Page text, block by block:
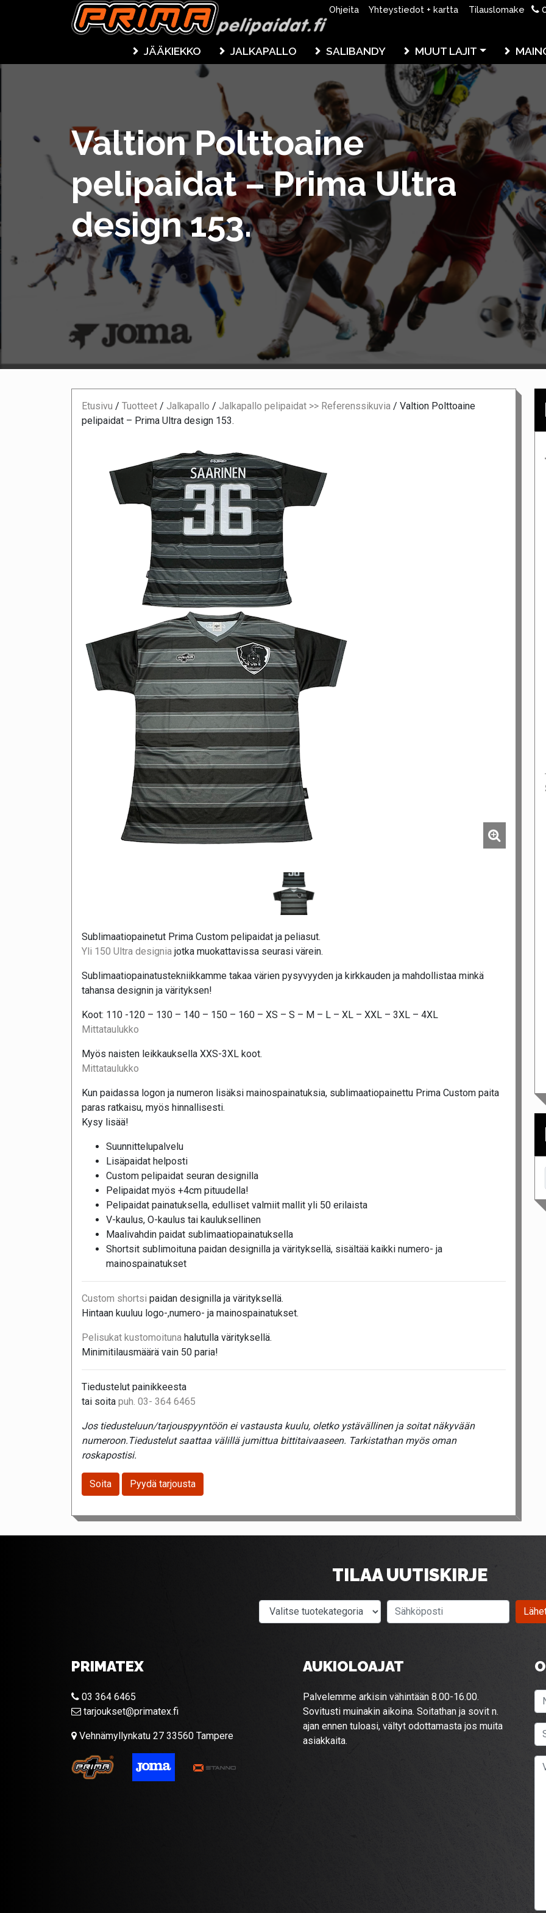
Ohjeita Yhteystiedot + kartta Tilauslomake
JÄÄKIEKKO JALKAPALLO SALIBANDY MUUT LAJIT
Valtion Polttoaine
pelipaidat – Prima Ultra
design 153.
Etusivu / Tuotteet / Jalkapallo / Jalkapallo pelipaidat >> Referenssikuvia / Valtion Polttoaine
pelipaidat – Prima Ultra design 153.
Sublimaatiopainetut Prima Custom pelipaidat ja peliasut.
Yli 150 Ultra designia jotka muokattavissa seurasi värein.
Sublimaatiopainatustekniikkamme takaa värien pysyvyyden ja kirkkauden ja mahdollistaa minkä
tahansa designin ja värityksen!
Koot: 110 -120 – 130 – 140 – 150 – 160 – XS – S – M – L – XL – XXL – 3XL – 4XL
Mittataulukko
Myös naisten leikkauksella XXS-3XL koot.
Mittataulukko
Kun paidassa logon ja numeron lisäksi mainospainatuksia, sublimaatiopainettu Prima Custom paita
paras ratkaisu, myös hinnallisesti.
Kysy lisää!
Suunnittelupalvelu
Lisäpaidat helposti
Custom pelipaidat seuran designilla
Pelipaidat myös +4cm pituudella!
Pelipaidat painatuksella, edulliset valmiit mallit yli 50 erilaista
V-kaulus, O-kaulus tai kauluksellinen
Maalivahdin paidat sublimaatiopainatuksella
Shortsit sublimoituna paidan designilla ja värityksellä, sisältää kaikki numero- ja
mainospainatukset
Custom shortsi paidan designilla ja värityksellä.
Hintaan kuuluu logo-,numero- ja mainospainatukset.
Pelisukat kustomoituna halutulla värityksellä.
Minimitilausmäärä vain 50 paria!
Tiedustelut painikkeesta
tai soita puh. 03- 364 6465
Jos tiedusteluun/tarjouspyyntöön ei vastausta kuulu, oletko ystävällinen ja soitat näkyvään
numeroon.Tiedustelut saattaa välillä jumittua bittitaivaaseen. Tarkistathan myös oman
roskapostisi.
Soita Pyydä tarjousta
TILAA UUTISKIRJE
Valitse tuotekategoria
PRIMATEX
03 364 6465
tarjoukset@primatex.fi
Vehnämyllynkatu 27 33560 Tampere
AUKIOLOAJAT
Palvelemme arkisin vähintään 8.00-16.00.
Sovitusti muinakin aikoina. Soitathan ja sovit n.
ajan ennen tuloasi, vältyt odottamasta jos muita
asiakkaita.